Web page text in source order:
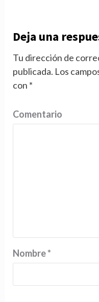
Deja una
Tu dirección de
publicada. Los
con *
Comentario
Nombre*